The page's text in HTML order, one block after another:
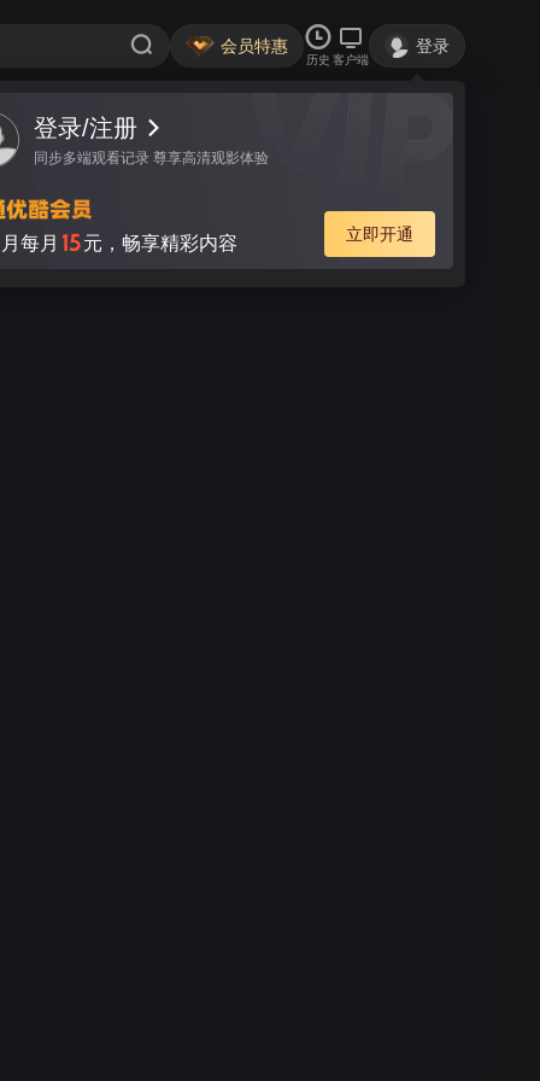
会员特惠
历史 客户端
登录
登录/注册
同步多端观看记录 尊享高清观影体验
月每月 15元，畅享精彩内容 立即开通